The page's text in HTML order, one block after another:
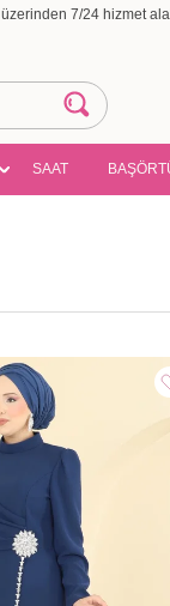
üzerinden 7/24 hizmet
SAAT